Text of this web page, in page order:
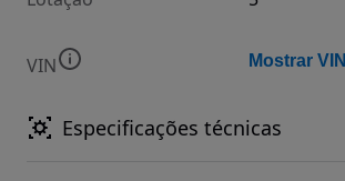
VIN Mostrar VIN
Especificações técnicas